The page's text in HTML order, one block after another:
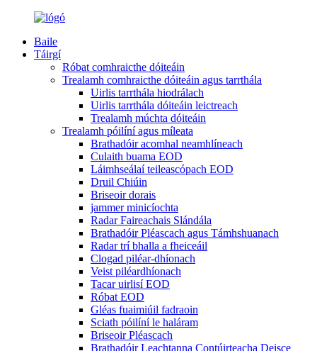
Baile
Táirgí
Róbat comhraicthe dóiteáin
Trealamh comhraicthe dóiteáin agus tarrthála
Uirlis tarrthála hiodrálach
Uirlis tarrthála dóiteáin leictreach
Trealamh múchta dóiteáin
Trealamh póilíní agus míleata
Brathadóir acomhal neamhlíneach
Culaith buama EOD
Láimhseálaí teileascópach EOD
Druil Chiúin
Briseoir dorais
jammer minicíochta
Radar Faireachais Slándála
Brathadóir Pléascach agus Támhshuanach
Radar trí bhalla a fheiceáil
Clogad piléar-dhíonach
Veist piléardhíonach
Tacar uirlisí EOD
Róbat EOD
Gléas fuaimiúil fadraoin
Sciath póilíní le haláram
Briseoir Pléascach
Brathadóir Leachtanna Contúirteacha Deisce